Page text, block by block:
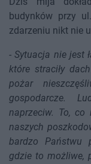
budynków przy
zdarzeniu nikt nie
-Sytuacja nie jest
które straciły
pożar
gospodarcze.
naprzeciw. To,
naszych
bardzo Państwu
gdzie to możliwe,